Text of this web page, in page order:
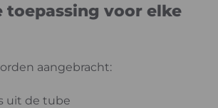
toepassing voor elke
aangebracht:
uit de tube